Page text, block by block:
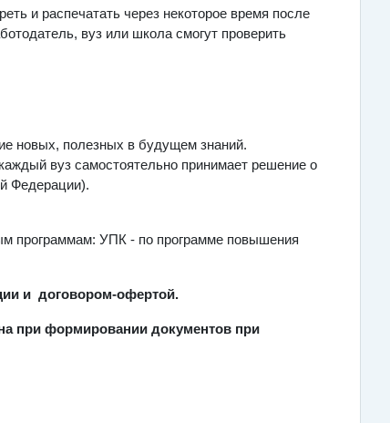
и распечатать через некоторое время после
вуз или школа смогут проверить
новых, полезных в будущем знаний.
вуз самостоятельно принимает решение о
Федерации).
программам: УПК - по программе повышения
и договором-офертой.
при формировании документов при